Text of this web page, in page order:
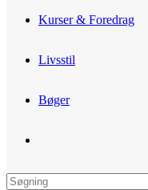
Kurser & Foredrag
Livsstil
Bøger
website